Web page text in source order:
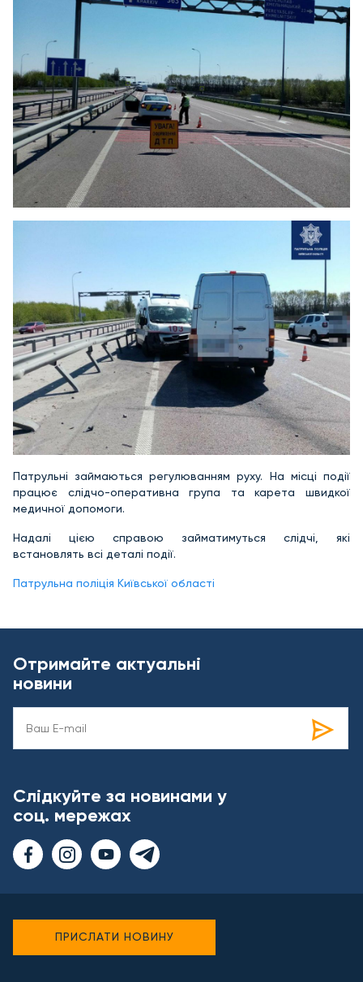
Патрульні займаються регулюванням руху. На місці події
працює слідчо-оперативна група та карета швидкої
медичної допомоги.
Надалі цією справою займатимуться слідчі, які
встановлять всі деталі події.
Патрульна поліція Київської області
Отримайте актуальні
новини
Слідкуйте за новинами у
соц. мережах
ПРИСЛАТИ НОВИНУ